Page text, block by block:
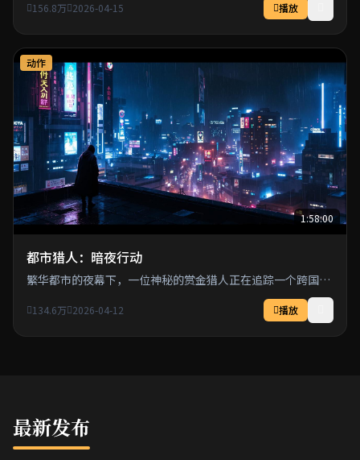
156.8万 2026-04-15 播放
1:58:00
动作
都市猎人：暗夜行动
繁华都市的夜幕下，一位神秘的赏金猎人正在追踪一个跨国犯
134.6万 2026-04-12 播放
最新发布